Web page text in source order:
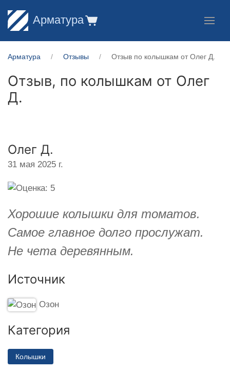
Арматура
Арматура Отзывы Отзыв по колышкам от Олег Д.
Отзыв, по колышкам от Олег
Д.
Олег Д.
31 мая 2025 г.
Хорошие колышки для томатов.
Самое главное долго прослужат.
Не чета деревянным.
Источник
Озон
Категория
Колышки